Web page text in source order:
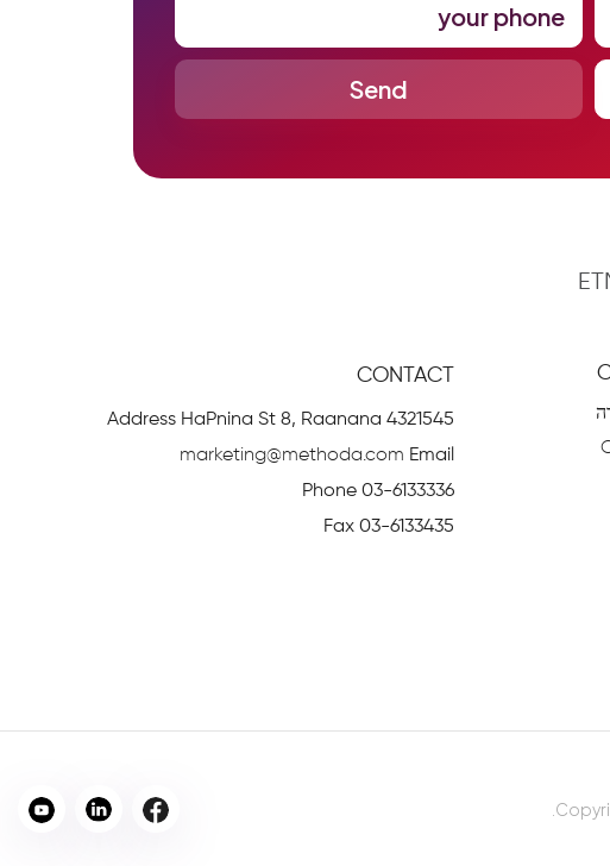
סייבר
Jira and Confluence
JIRA Service
your phone
CONTACT
AddressHaPnina St 8, Raanana 4321545
Email
marketing@methoda.com
Phone03-6133336
Fax03-6133435